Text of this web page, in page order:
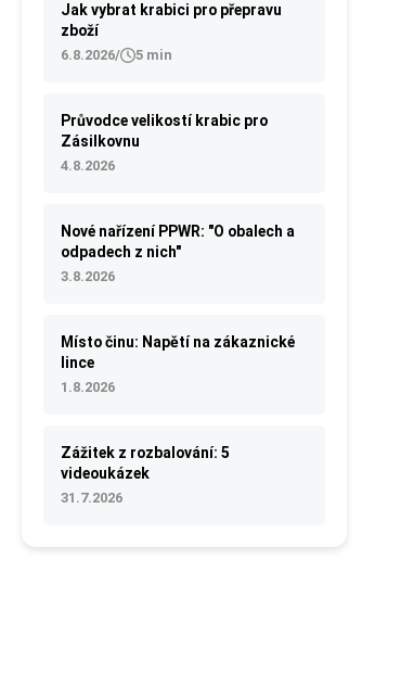
Jak vybrat krabici pro přepravu
zboží
6.8.2026/ 5 min
Průvodce velikostí krabic pro
Zásilkovnu
4.8.2026
Nové nařízení PPWR: "O obalech a
odpadech z nich"
3.8.2026
Místo činu: Napětí na zákaznické
lince
1.8.2026
Zážitek z rozbalování: 5
videoukázek
31.7.2026